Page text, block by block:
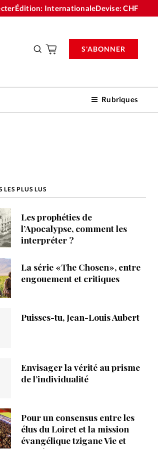
Édition: InternationaleDevise:CHF
Rubriques
S'ABONNER
LES PLUS LUS
Les prophéties de
l’Apocalypse, comment les
interpréter ?
La série «The Chosen», entre
engouement et critiques
Puisses-tu, Jean-Louis Aubert
Envisager la vérité au prisme
de l’individualité
Pour un consensus entre les
élus du Loiret et la mission
évangélique tzigane Vie et